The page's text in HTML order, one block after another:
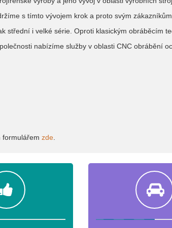
s tímto vývojem krok a proto svým
střední i velké série. Oproti klasickým obráběcím
nabízíme služby v oblasti CNC obrábění
formulářem zde